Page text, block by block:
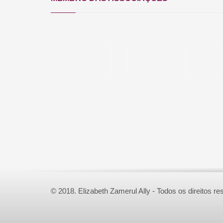
© 2018. Elizabeth Zamerul Ally - Todos os direitos